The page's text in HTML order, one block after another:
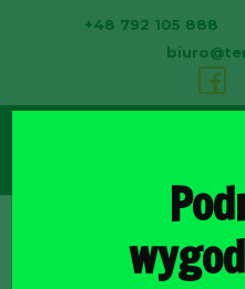
+48 792 105 888